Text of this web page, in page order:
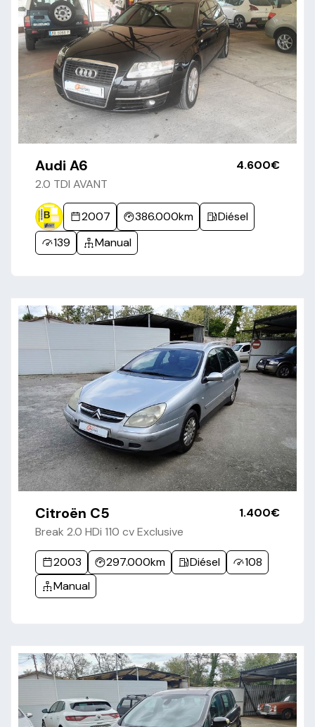
Audi A6
2.0 TDI AVANT
4.600€
2007 386.000km
Diésel
139
Manual
Citroën C5
Break 2.0 HDi 110 cv Exclusive
1.400€
2003 297.000km Diésel
108
Manual